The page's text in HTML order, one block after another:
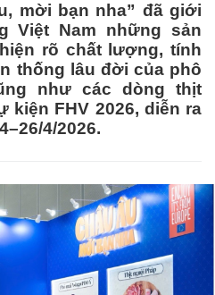
mời bạn nha” đã giới
Việt Nam những sản
rõ chất lượng, tính
thống lâu đời của phô
như các dòng thịt
kiện FHV 2026, diễn ra
4/2026.